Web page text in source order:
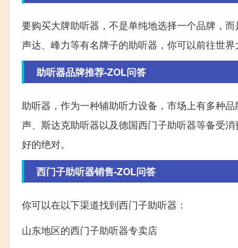
要购买大牌助听器，不是单纯地选择一个品牌，
声达、峰力等有名牌子的助听器，你可以前往世界
助听器品牌推荐-ZOL问答
助听器，作为一种辅助听力设备，市场上有多种
声、斯达克助听器以及德国西门子助听器等备受
好的绝对。
西门子助听器销售-ZOL问答
你可以在以下渠道找到西门子助听器：
山东地区的西门子助听器专卖店